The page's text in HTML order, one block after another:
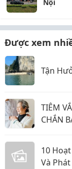
Nội
Được xem
Tận
TIÊM
CHẮN
10
Và